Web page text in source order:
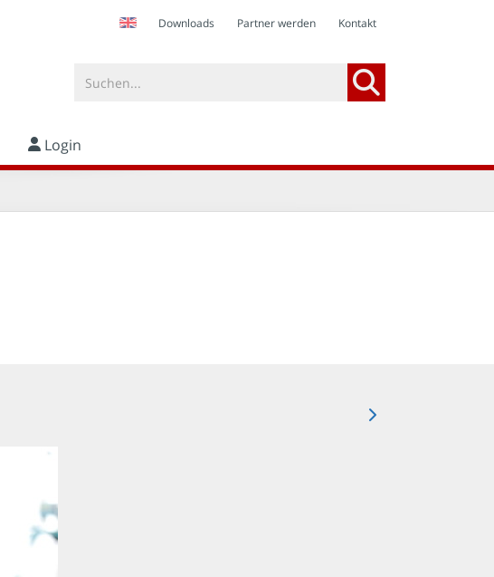
Downloads Partner werden Kontakt
Login